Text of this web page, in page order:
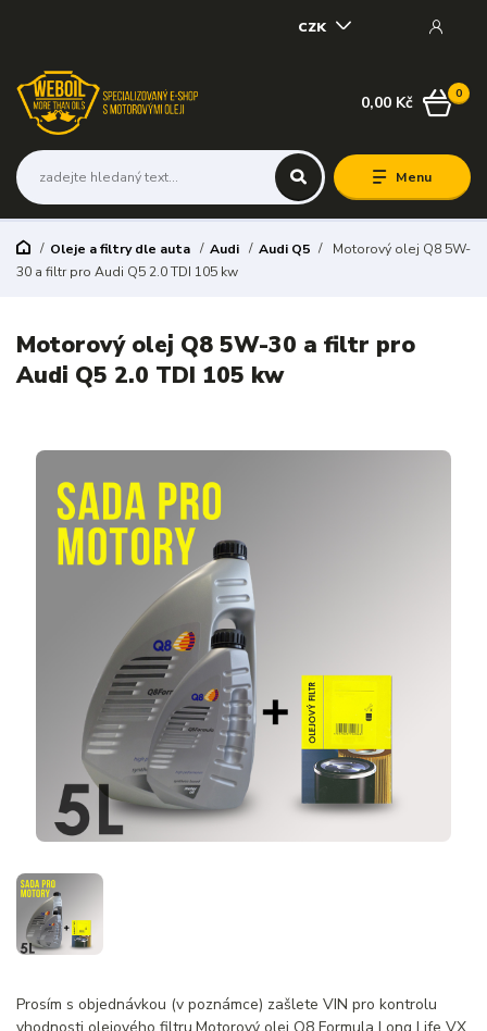
Menu
CZK
0
0,00 Kč
Oleje a filtry dle auta Audi Audi Q5
Motorový olej Q8 5W-
30 a filtr pro Audi Q5 2.0 TDI 105 kw
Motorový olej Q8 5W-30 a filtr pro
Audi Q5 2.0 TDI 105 kw
Prosím s objednávkou (v poznámce) zašlete VIN pro kontrolu